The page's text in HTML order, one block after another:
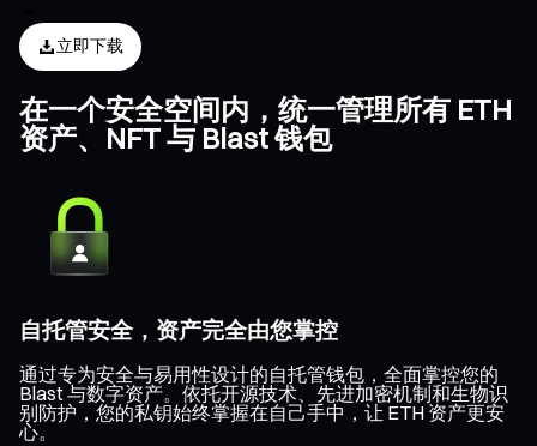
立即下载
在一个安全空间内，统一管理所有 ETH
资产、NFT 与 Blast 钱包
自托管安全，资产完全由您掌控
通过专为安全与易用性设计的自托管钱包，全面掌控您的
Blast 与数字资产。依托开源技术、先进加密机制和生物识
别防护，您的私钥始终掌握在自己手中，让 ETH 资产更安
心。